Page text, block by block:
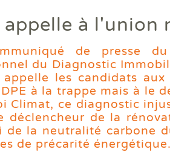
appelle à l'union
de presse
du Diagnostic
les candidats
à la trappe mais à le
Climat, ce diagnostic
déclencheur de la
de la neutralité carbone
de précarité